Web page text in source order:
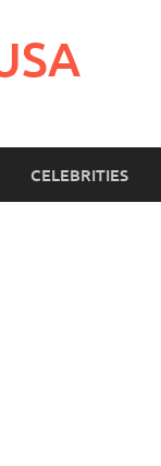
CELEBRITIES